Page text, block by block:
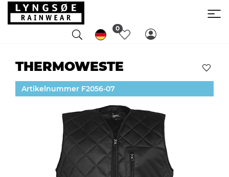
0
THERMOWESTE
Artikelnummer F2056-07